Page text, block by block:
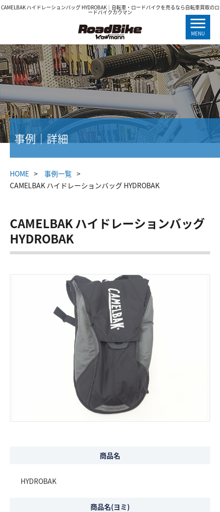
CAMELBAK ハイドレーションバッグ HYDROBAK｜自転車・ロードバイクを売るなら自転車買取のロ
ードバイクカウマン
MENU
事例｜詳細
HOME
事例一覧
CAMELBAK ハイドレーションバッグ HYDROBAK
CAMELBAK ハイドレーションバッグ
HYDROBAK
商品名
HYDROBAK
商品名(ヨミ)